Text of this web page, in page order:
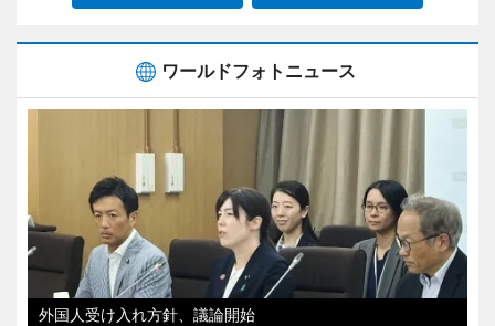
ワールドフォトニュース
外国人受け入れ方針、議論開始